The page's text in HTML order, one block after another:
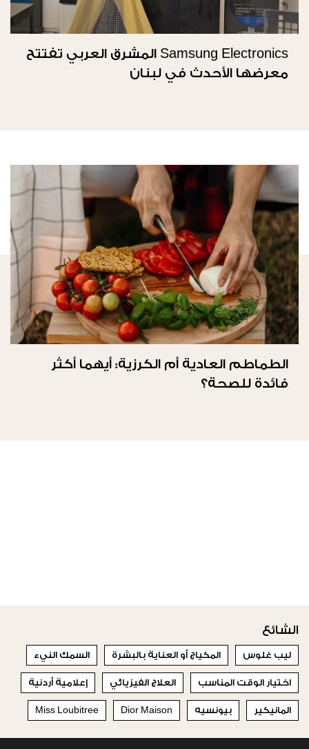
Samsung Electronics المشرق العربي تفتتح
معرضها الأحدث في لبنان
الطماطم العادية أم الكرزية: أيهما أكثر
فائدة للصحة؟
الشائع
ليب غلوس المكياج أو العناية بالبشرة السمك النيء
اختيار الوقت المناسب العلاج الفيزيائي إعلامية أردنية
المانيكير بيونسيه Dior Maison
Miss Loubitree